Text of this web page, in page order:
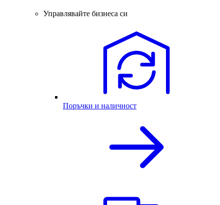
Управлявайте бизнеса си
Поръчки и наличност